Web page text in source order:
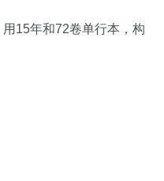
15年和72卷单行本，构